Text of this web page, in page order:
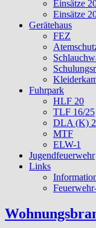
Einsätze
Einsätze
Gerätehaus
FEZ
Fuhrpark
HLF 20
TLF 16/25
DLA (K)
MTF
ELW-1
Jugendfeuerwehr
Links